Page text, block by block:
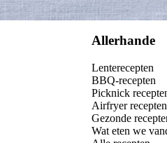
Allerhande
Lenterecepten
BBQ-recepten
Picknick
Airfryer recepten
Gezonde
Wat eten we